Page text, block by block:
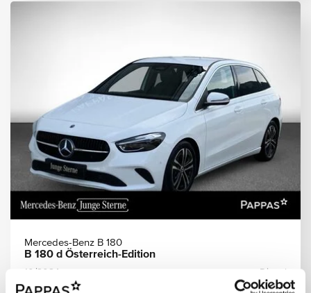
Mercedes-Benz B 180
B 180 d Österreich-Edition
10/2024
Diesel
12.800 km
Limousine